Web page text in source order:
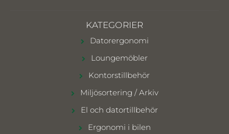
KATEGORIER
Datorergonomi
Loungemöbler
Kontorstillbehör
Miljösortering / Arkiv
El och datortillbehör
Ergonomi i bilen